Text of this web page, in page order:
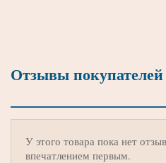
Отзывы покупателей
У этого товара пока нет
впечатлением первым.